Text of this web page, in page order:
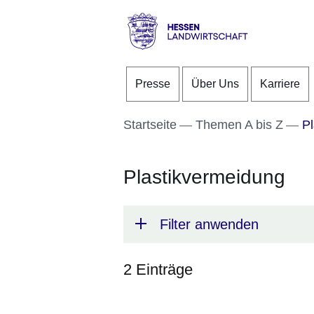
Direkt zum Kopf der
Direkt zum Inhalt
Direkt zum Fuß der
Landwirtschaft
Presse Über Uns Karriere
Startseite Themen A bis Z
Plastikvermeidung
Filter anwenden
2 Einträge